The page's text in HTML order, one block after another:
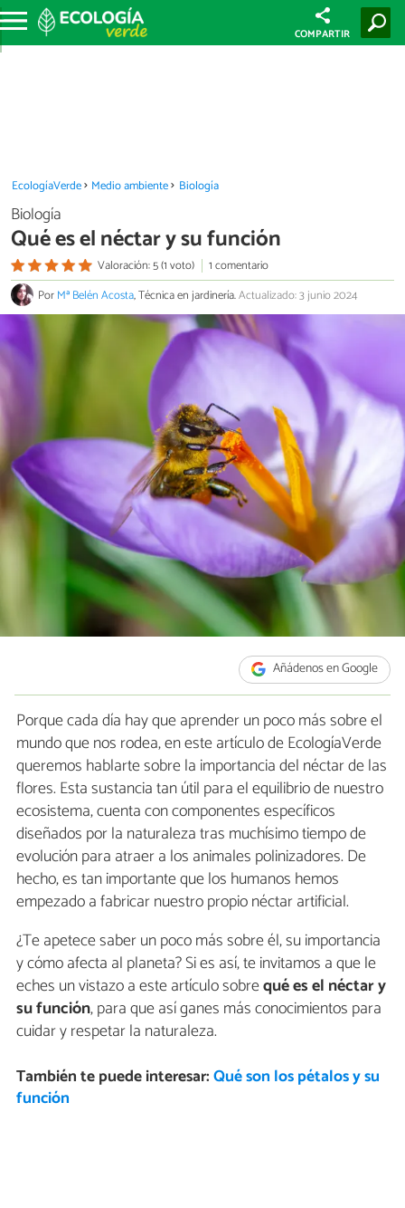
COMPARTIR
EcologíaVerde Medio ambiente Biología
Biología
Qué es el néctar y su función
Valoración: 5 (1 voto)
1 comentario
PorMª Belén Acosta, Técnica en jardinería.Actualizado: 3 junio 2024
Añádenos en Google
Porque cada día hay que aprender un poco más sobre el
mundo que nos rodea, en este artículo de EcologíaVerde
queremos hablarte sobre la importancia del néctar de las
flores. Esta sustancia tan útil para el equilibrio de nuestro
ecosistema, cuenta con componentes específicos
diseñados por la naturaleza tras muchísimo tiempo de
evolución para atraer a los animales polinizadores. De
hecho, es tan importante que los humanos hemos
empezado a fabricar nuestro propio néctar artificial.
¿Te apetece saber un poco más sobre él, su importancia
y cómo afecta al planeta? Si es así, te invitamos a que le
eches un vistazo a este artículo sobrequé es el néctar y
su función, para que así ganes más conocimientos para
cuidar y respetar la naturaleza.
También te puede interesar:Qué son los pétalos y su
función